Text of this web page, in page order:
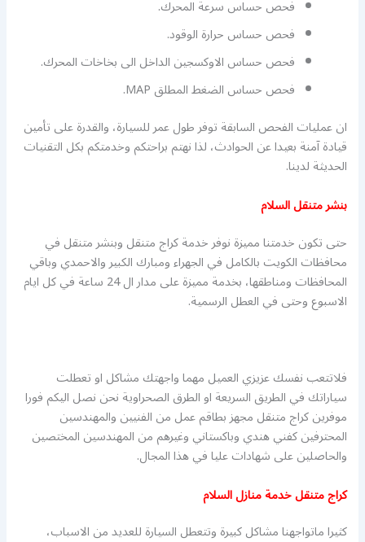
فحص حساس سرعة المحرك.
فحص حساس حرارة الوقود.
فحص حساس الاوكسجين الداخل الى بخاخات المحرك.
فحص حساس الضغط المطلق MAP.
ان عمليات الفحص السابقة توفر طول عمر للسيارة، والقدرة على تأمين
قيادة آمنة بعيدا عن الحوادث، لذا نهتم براحتكم وخدمتكم بكل التقنيات
الحديثة لدينا.
بنشر متنقل السلام
حتى تكون خدمتنا مميزة نوفر خدمة كراج متنقل وبنشر متنقل في
محافظات الكويت بالكامل في الجهراء ومبارك الكبير والاحمدي وباقي
المحافظات ومناطقها، بخدمة مميزة على مدار ال 24 ساعة في كل ايام
الاسبوع وحتى في العطل الرسمية.
فلاتتعب نفسك عزيزي العميل مهما واجهتك مشاكل او تعطلت
سياراتك في الطريق السريعة او الطرق الصحراوية نحن نصل اليكم فورا
موفرين كراج متنقل مجهز بطاقم عمل من الفنيين والمهندسين
المحترفين كفني هندي وباكستاني وغيرهم من المهندسين المختصين
والحاصلين على شهادات عليا في هذا المجال.
كراج متنقل خدمة منازل السلام
كثيرا ماتواجهنا مشاكل كبيرة وتتعطل السيارة للعديد من الاسباب،